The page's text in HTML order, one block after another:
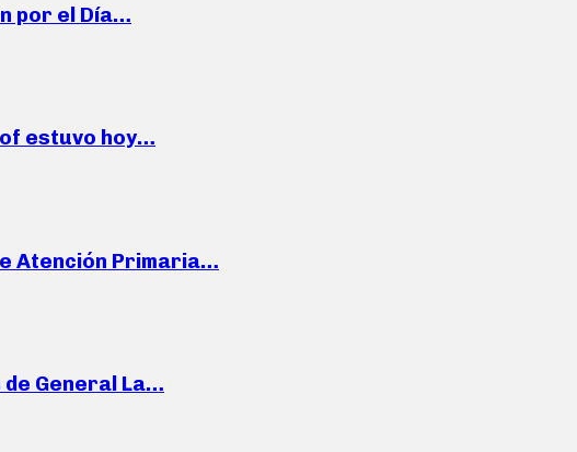
por el Día…
estuvo hoy…
Atención Primaria…
General La…